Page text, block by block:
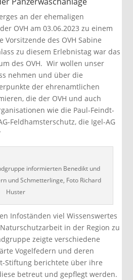
an der ehemaligen
OVH am 03.06.2023 zu einem
des OVH Sabine
zu diesem Erlebnistag war das
des OVH. Wir wollen unser
nehmen und über die
der ehrenamtlichen
die der OVH und auch
wie die Paul-Feindt-
Feldhamsterschutz, die Igel-AG
informierten Benedikt und
und Schmetterlinge, Foto Richard
Huster
Infoständen viel Wissenswertes
in der Region zu
zeigte verschiedene
Vogelfedern und deren
Stiftung berichtete über ihre
betreut und gepflegt werden.